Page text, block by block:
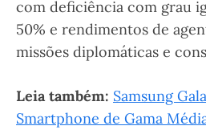
com deficiência com grau
50% e rendimentos de
missões diplomáticas e
Leia também: Samsung
Smartphone de Gama